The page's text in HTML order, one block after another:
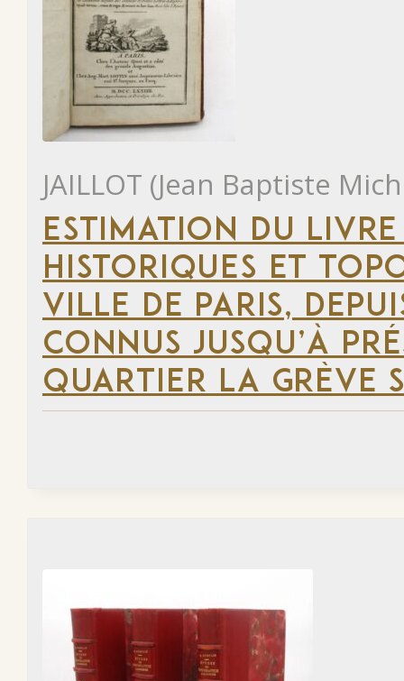
JAILLOT (Jean Baptiste
ESTIMATION DU
HISTORIQUES ET
VILLE DE PARIS,
CONNUS JUSQU’À
QUARTIER LA GRÈVE